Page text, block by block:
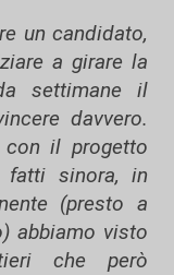
un candidato,
a girare la
settimane il
davvero.
il progetto
fatti sinora, in
(presto a
abbiamo visto
che però